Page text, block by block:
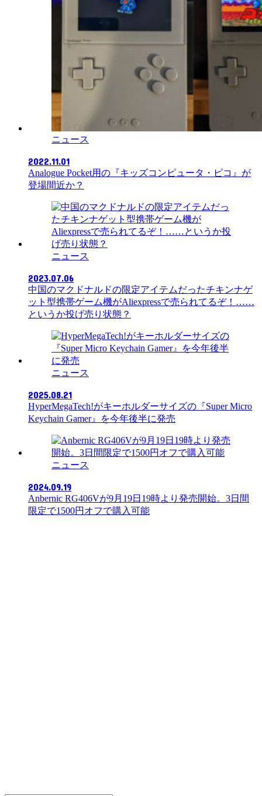
ニュース
2022.11.01
Analogue Pocket用の『キッズコンピュータ・ピコ』が
登場間近か？
ニュース
2023.07.06
中国のマクドナルドの限定アイテムだったチキンナゲ
ット型携帯ゲーム機がAliexpressで売られてるぞ！……
というか投げ売り状態？
ニュース
2025.08.21
HyperMegaTech!がキーホルダーサイズの『Super Micro
Keychain Gamer』を今年後半に発売
ニュース
2024.09.19
Anbernic RG406Vが9月19日19時より発売開始。3日間
限定で1500円オフで購入可能